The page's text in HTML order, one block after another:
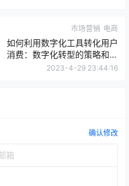
市场营销 电商
如何利用数字化工具转化用户
消费：数字化转型的策略和实
践
2023-4-29 23:44:16
确认修改